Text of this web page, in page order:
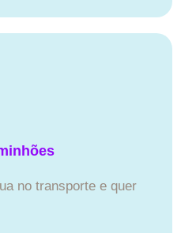
no transporte e quer